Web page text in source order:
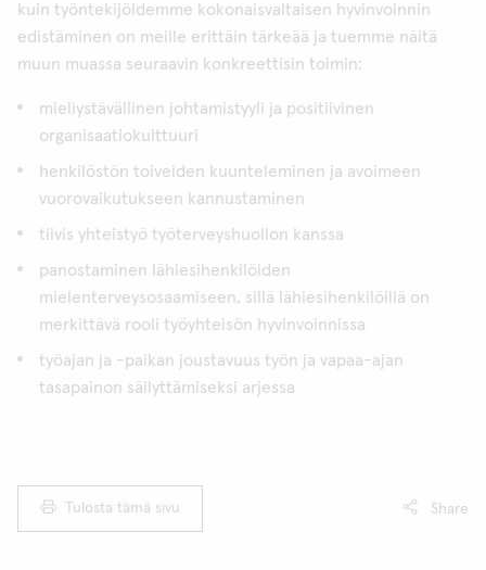
kuin työntekijöidemme kokonaisvaltaisen hyvinvoinnin
edistäminen on meille erittäin tärkeää ja tuemme näitä
muun muassa seuraavin konkreettisin toimin:
mieliystävällinen johtamistyyli ja positiivinen
organisaatiokulttuuri
henkilöstön toiveiden kuunteleminen ja avoimeen
vuorovaikutukseen kannustaminen
tiivis yhteistyö työterveyshuollon kanssa
panostaminen lähiesihenkilöiden
mielenterveysosaamiseen, sillä lähiesihenkilöillä on
merkittävä rooli työyhteisön hyvinvoinnissa
työajan ja -paikan joustavuus työn ja vapaa-ajan
tasapainon säilyttämiseksi arjessa
Tulosta tämä sivu Share